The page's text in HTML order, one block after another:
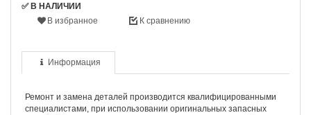
✅ В НАЛИЧИИ
В избранное
К сравнению
Информация
Ремонт и замена деталей производится квалифицированными
специалистами, при использовании оригинальных запасных